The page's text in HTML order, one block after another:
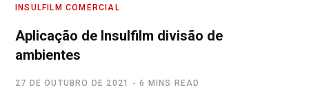
INSULFILM COMERCIAL
Aplicação de Insulfilm divisão de
ambientes
27 DE OUTUBRO DE 2021 6 MINS READ